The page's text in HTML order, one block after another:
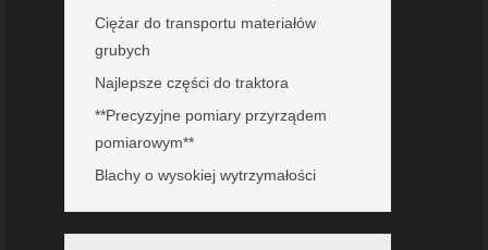
Ciężar do transportu materiałów
grubych
Najlepsze części do traktora
**Precyzyjne pomiary przyrządem
pomiarowym**
Blachy o wysokiej wytrzymałości